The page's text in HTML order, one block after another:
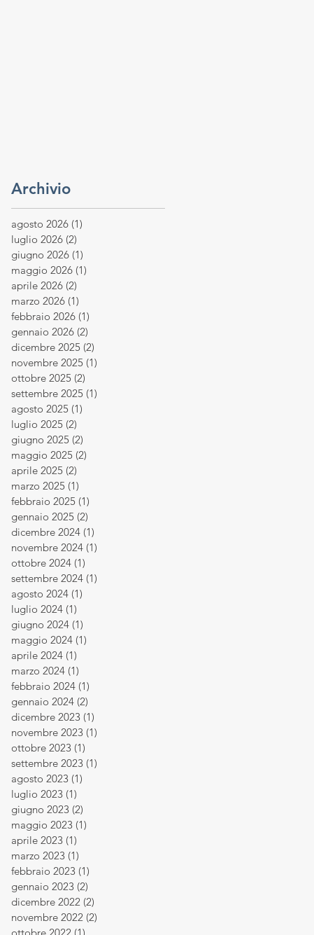
Archivio
agosto 2026 (1)
luglio 2026 (2)
giugno 2026 (1)
maggio 2026 (1)
aprile 2026 (2)
marzo 2026 (1)
febbraio 2026 (1)
gennaio 2026 (2)
dicembre 2025 (2)
novembre 2025 (1)
ottobre 2025 (2)
settembre 2025 (1)
agosto 2025 (1)
luglio 2025 (2)
giugno 2025 (2)
maggio 2025 (2)
aprile 2025 (2)
marzo 2025 (1)
febbraio 2025 (1)
gennaio 2025 (2)
dicembre 2024 (1)
novembre 2024 (1)
ottobre 2024 (1)
settembre 2024 (1)
agosto 2024 (1)
luglio 2024 (1)
giugno 2024 (1)
maggio 2024 (1)
aprile 2024 (1)
marzo 2024 (1)
febbraio 2024 (1)
gennaio 2024 (2)
dicembre 2023 (1)
novembre 2023 (1)
ottobre 2023 (1)
settembre 2023 (1)
agosto 2023 (1)
luglio 2023 (1)
giugno 2023 (2)
maggio 2023 (1)
aprile 2023 (1)
marzo 2023 (1)
febbraio 2023 (1)
gennaio 2023 (2)
dicembre 2022 (2)
novembre 2022 (2)